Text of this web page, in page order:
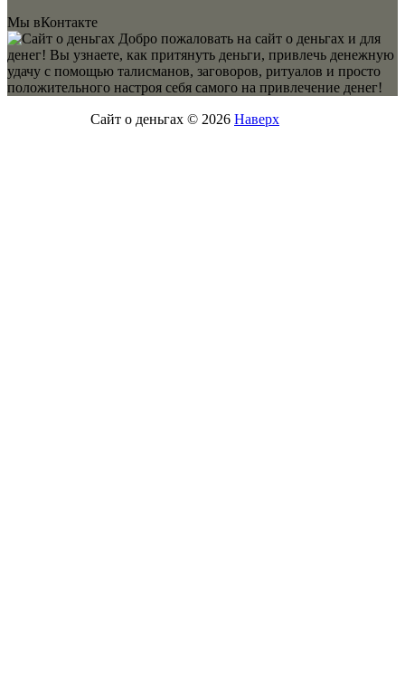
Мы вКонтакте
Добро пожаловать на сайт о деньгах и для
денег! Вы узнаете, как притянуть деньги, привлечь денежную
удачу с помощью талисманов, заговоров, ритуалов и просто
положительного настроя себя самого на привлечение денег!
Сайт о деньгах © 2026 Наверх